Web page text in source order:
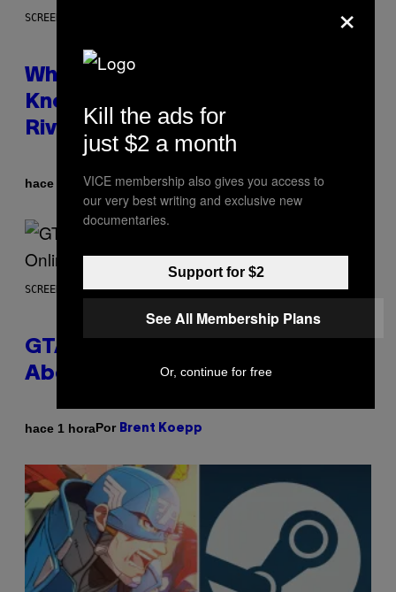
SCREENSHOT: NETEASE
Who Is The Hood? Everything To
Know About The Newest Marvel
Rivals Character
hace 54 minutosPorDenny Connolly
SCREENSHOT: ROCKSTAR GAMES
GTA 6 Gets Concerning Update
About GTA Online Release Date
hace 1 horaPor Brent Koepp
×
Kill the ads for
just $2 a month
VICE membership also gives you access to
our very best writing and exclusive new
documentaries.
Support for $2
See All Membership Plans
Or, continue for free